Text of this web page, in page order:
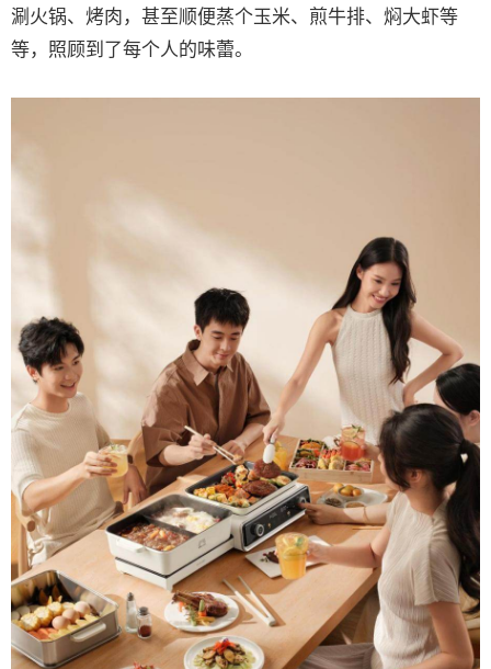
涮火锅、烤肉，甚至顺便蒸个玉米、煎牛排、焖大虾等
等，照顾到了每个人的味蕾。